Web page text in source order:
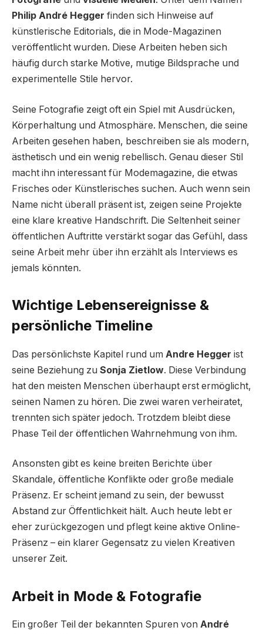
Philip André Hegger finden sich Hinweise auf
künstlerische Editorials, die in Mode-Magazinen
veröffentlicht wurden. Diese Arbeiten heben sich
häufig durch starke Motive, mutige Bildsprache und
experimentelle Stile hervor.
Seine Fotografie zeigt oft ein Spiel mit Ausdrücken,
Körperhaltung und Atmosphäre. Menschen, die seine
Arbeiten gesehen haben, beschreiben sie als modern,
ästhetisch und ein wenig rebellisch. Genau dieser Stil
macht ihn interessant für Modemagazine, die etwas
Frisches oder Künstlerisches suchen. Auch wenn sein
Name nicht überall präsent ist, zeigen seine Projekte
eine klare kreative Handschrift. Die Seltenheit seiner
öffentlichen Auftritte verstärkt sogar das Gefühl, dass
seine Arbeit mehr über ihn erzählt als Interviews es
jemals könnten.
Wichtige Lebensereignisse &
persönliche Timeline
Das persönlichste Kapitel rund um Andre Hegger ist
seine Beziehung zu Sonja Zietlow. Diese Verbindung
hat den meisten Menschen überhaupt erst ermöglicht,
seinen Namen zu hören. Die zwei waren verheiratet,
trennten sich später jedoch. Trotzdem bleibt diese
Phase Teil der öffentlichen Wahrnehmung von ihm.
Ansonsten gibt es keine breiten Berichte über
Skandale, öffentliche Konflikte oder große mediale
Präsenz. Er scheint jemand zu sein, der bewusst
Abstand zur Öffentlichkeit hält. Auch heute lebt er
eher zurückgezogen und pflegt keine aktive Online-
Präsenz – ein klarer Gegensatz zu vielen Kreativen
unserer Zeit.
Arbeit in Mode & Fotografie
Ein großer Teil der bekannten Spuren von André